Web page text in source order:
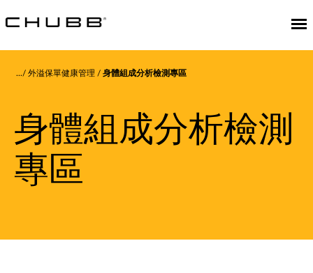
外溢保單健康管理 身體組成分析檢測專區
身體組成分析檢測
專區